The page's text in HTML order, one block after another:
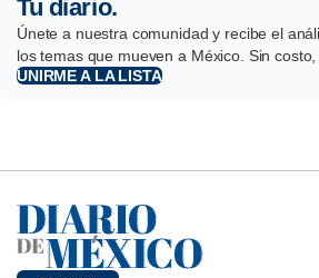
Tu diario.
Únete a nuestra comunidad y recibe el
los temas que mueven a México. Sin costo,
UNIRME A LA LISTA